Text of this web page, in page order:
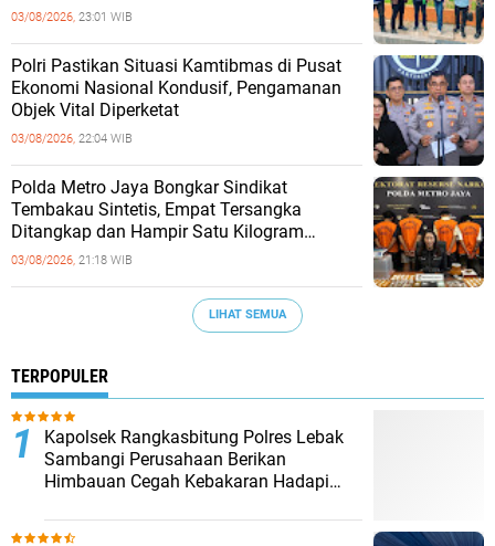
03/08/2026, 23:01 WIB
‎Polri Pastikan Situasi Kamtibmas di Pusat
Ekonomi Nasional Kondusif, Pengamanan
Objek Vital Diperketat
03/08/2026, 22:04 WIB
‎Polda Metro Jaya Bongkar Sindikat
Tembakau Sintetis, Empat Tersangka
Ditangkap dan Hampir Satu Kilogram
Barang Bukti Disita
03/08/2026, 21:18 WIB
LIHAT SEMUA
TERPOPULER
Kapolsek Rangkasbitung Polres Lebak
Sambangi Perusahaan Berikan
Himbauan Cegah Kebakaran Hadapi